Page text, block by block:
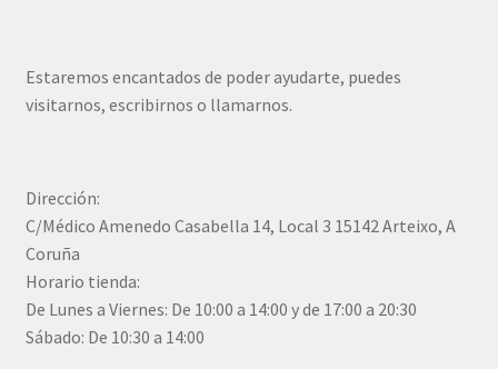
Estaremos encantados de poder ayudarte, puedes
visitarnos, escribirnos o llamarnos.
Dirección:
C/Médico Amenedo Casabella 14, Local 3 15142 Arteixo, A
Coruña
Horario tienda:
De Lunes a Viernes: De 10:00 a 14:00 y de 17:00 a 20:30
Sábado: De 10:30 a 14:00